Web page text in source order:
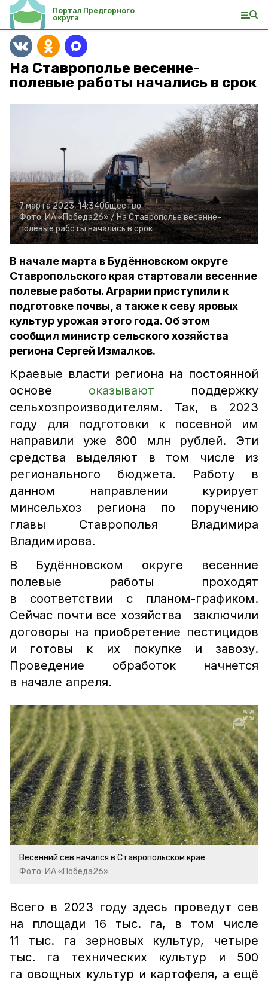
Портал Предгорного
округа
На Ставрополье весенне-
полевые работы начались в срок
7 марта 2023, 14:34Общество
Фото:ИА «Победа26» /На Ставрополье весенне-
полевые работы начались в срок
В начале марта в Будённовском округе
Ставропольского края стартовали весенние
полевые работы. Аграрии приступили к
подготовке почвы, а также к севу яровых
культур урожая этого года. Об этом
сообщил министр сельского хозяйства
региона Сергей Измалков.
Краевые власти региона на постоянной
основе оказывают поддержку
сельхозпроизводителям. Так, в 2023
году для подготовки к посевной им
направили уже 800 млн рублей. Эти
средства выделяют в том числе из
регионального бюджета. Работу в
данном направлении курирует
минсельхоз региона по поручению
главы Ставрополья Владимира
Владимирова.
В Будённовском округе весенние
полевые работы проходят
в соответствии с планом-графиком.
Сейчас почти все хозяйства заключили
договоры на приобретение пестицидов
и готовы к их покупке и завозу.
Проведение обработок начнется
в начале апреля.
Весенний сев начался в Ставропольском крае
Фото: ИА «Победа26»
Всего в 2023 году здесь проведут сев
на площади 16 тыс. га, в том числе
11 тыс. га зерновых культур, четыре
тыс. га технических культур и 500
га овощных культур и картофеля, а ещё